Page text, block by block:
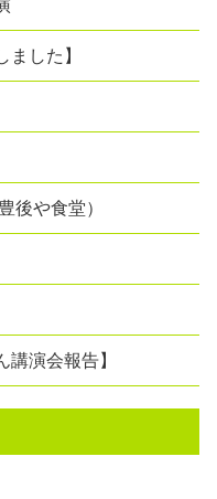
ました】
後や食堂）
講演会報告】